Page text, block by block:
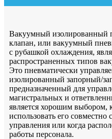
Вакуумный изолированный
клапан, или вакуумный
с рубашкой охлаждения,
распространенных типов
Это пневматически
изолированный запорный/
предназначенный для
магистральных и
является хорошим выбором,
использовать его
управления или когда
работы персонала.